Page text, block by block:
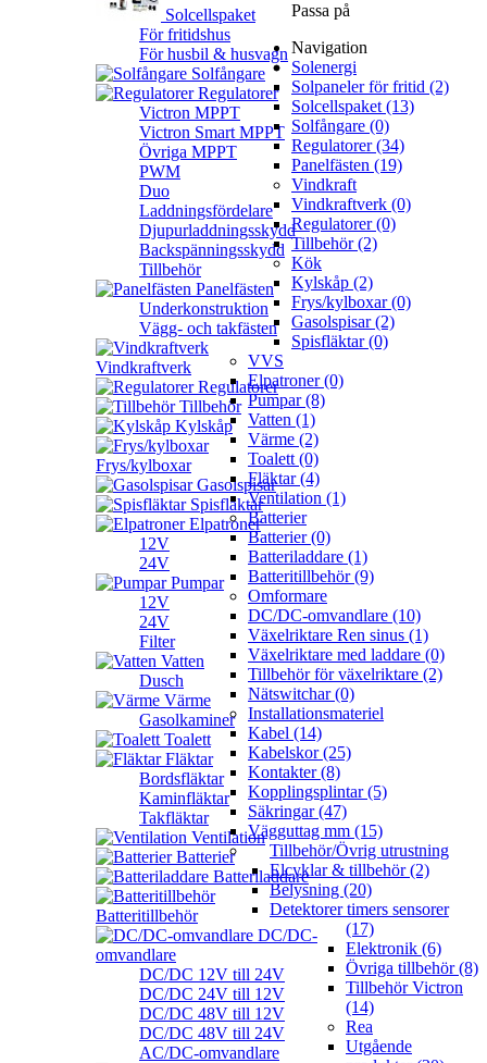
Solcellspaket
För fritidshus
För husbil & husvagn
Solfångare
Regulatorer
Victron MPPT
Victron Smart MPPT
Övriga MPPT
PWM
Duo
Laddningsfördelare
Djupurladdningsskydd
Backspänningsskydd
Tillbehör
Panelfästen
Underkonstruktion
Vägg- och takfästen
Vindkraftverk
Regulatorer
Tillbehör
Kylskåp
Frys/kylboxar
Gasolspisar
Spisfläktar
Elpatroner
12V
24V
Pumpar
12V
24V
Filter
Vatten
Dusch
Värme
Gasolkaminer
Toalett
Fläktar
Bordsfläktar
Kaminfläktar
Takfläktar
Ventilation
Batterier
Batteriladdare
Batteritillbehör
DC/DC-
omvandlare
DC/DC 12V till 24V
DC/DC 24V till 12V
DC/DC 48V till 12V
DC/DC 48V till 24V
AC/DC-omvandlare
Passa på
Navigation
Solenergi
Solpaneler för fritid (2)
Solcellspaket (13)
Solfångare (0)
Regulatorer (34)
Panelfästen (19)
Vindkraft
Vindkraftverk (0)
Regulatorer (0)
Tillbehör (2)
Kök
Kylskåp (2)
Frys/kylboxar (0)
Gasolspisar (2)
Spisfläktar (0)
VVS
Elpatroner (0)
Pumpar (8)
Vatten (1)
Värme (2)
Toalett (0)
Fläktar (4)
Ventilation (1)
Batterier
Batterier (0)
Batteriladdare (1)
Batteritillbehör (9)
Omformare
DC/DC-omvandlare (10)
Växelriktare Ren sinus (1)
Växelriktare med laddare (0)
Tillbehör för växelriktare (2)
Nätswitchar (0)
Installationsmateriel
Kabel (14)
Kabelskor (25)
Kontakter (8)
Kopplingsplintar (5)
Säkringar (47)
Vägguttag mm (15)
Tillbehör/Övrig utrustning
Elcyklar & tillbehör (2)
Belysning (20)
Detektorer timers sensorer
(17)
Elektronik (6)
Övriga tillbehör (8)
Tillbehör Victron
(14)
Rea
Utgående